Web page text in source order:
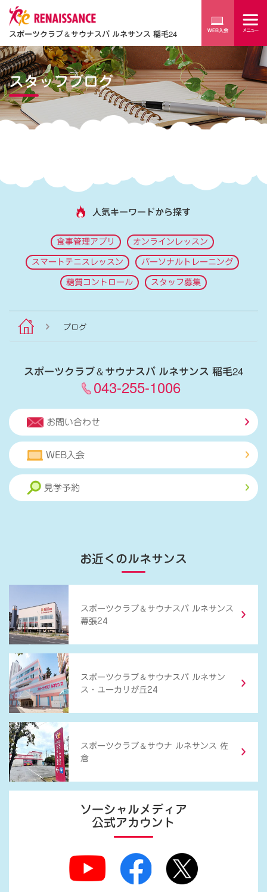
スポーツクラブ＆サウナスパ ルネサンス 稲毛24
スタッフブログ
人気キーワードから探す
食事管理アプリ オンラインレッスン
スマートテニスレッスン パーソナルトレーニング
糖質コントロール スタッフ募集
ブログ
スポーツクラブ＆サウナスパ ルネサンス 稲毛24
043-255-1006
お問い合わせ
WEB入会
見学予約
お近くのルネサンス
スポーツクラブ ＆ サウナスパ ルネサンス
幕張24
スポーツクラブ ＆ サウナスパ ルネサン
ス・ユーカリが丘24
スポーツクラブ ＆ サウナ ルネサンス 佐
倉
ソーシャルメディア
公式アカウント